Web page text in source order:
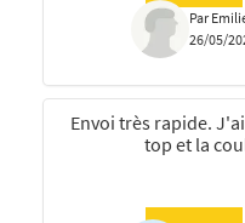
Par
26/05/
Envoi très rapide.
top et la